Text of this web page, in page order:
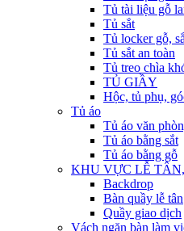
Tủ tài liệu gỗ
Tủ sắt
Tủ locker gỗ,
Tủ sắt an toàn
Tủ treo chìa
TỦ GIẦY
Hộc, tủ phụ,
Tủ áo
Tủ áo văn
Tủ áo bằng sắt
Tủ áo bằng gỗ
KHU VỰC LỄ
Backdrop
Bàn quầy lễ tân
Quầy giao dịch
Vách ngăn bàn làm